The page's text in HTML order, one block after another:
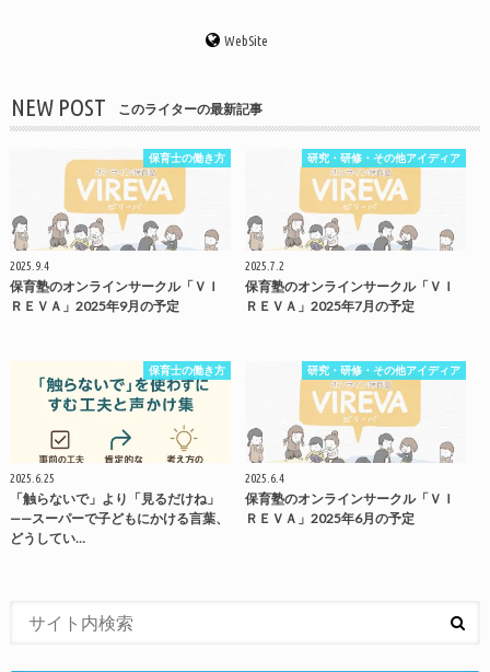
WebSite
NEW POST このライターの最新記事
保育士の働き方
2025.9.4
保育塾のオンラインサークル「ＶＩ
ＲＥＶＡ」2025年9月の予定
研究・研修・その他アイディア
2025.7.2
保育塾のオンラインサークル「ＶＩ
ＲＥＶＡ」2025年7月の予定
保育士の働き方
2025.6.25
「触らないで」より「見るだけね」
——スーパーで子どもにかける言葉、
どうしてい…
研究・研修・その他アイディア
2025.6.4
保育塾のオンラインサークル「ＶＩ
ＲＥＶＡ」2025年6月の予定